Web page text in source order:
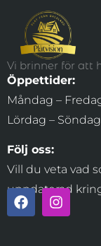
Vi brinner för att
Öppettider:
Måndag –
Lördag –
Följ oss:
Vill du veta vad
uppdaterad